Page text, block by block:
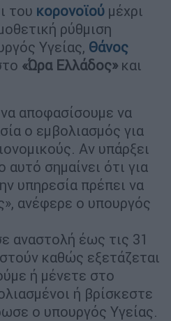
του κορονοϊού μέχρι
ρύθμιση
Υγείας, Θάνος
«Ώρα Ελλάδος» και
αποφασίσουμε να
ο εμβολιασμός για
Αν υπάρξει
σημαίνει ότι για
υπηρεσία πρέπει να
ανέφερε ο υπουργός
αναστολή έως τις 31
καθώς εξετάζεται
ή μένετε στο
ή βρίσκεστε
ο υπουργός Υγείας.